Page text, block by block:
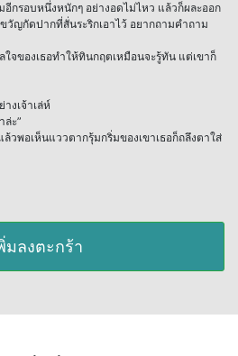
กรอบหนึ่งหนักๆ อย่างอดไม่ไหว แล้วก็ผละออก
วัญกัดปากที่สั่นระริกเอาไว้ อยากถามคำถาม
จของเธอทำให้ทินกฤตเหมือนจะรู้ทัน แต่เขาก็
งเจ้าเล่ห์
ะ”
พอเห็นแววตากรุ้มกริ่มของเขาเธอก็ถลึงตาใส่
มลงตะกร้า